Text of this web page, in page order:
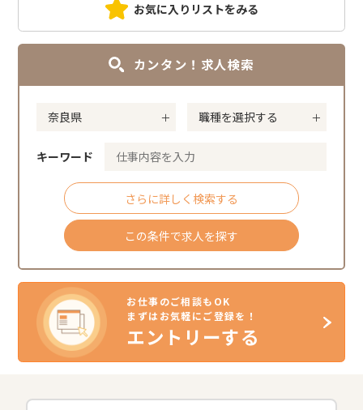
お気に入りリストをみる
カンタン！求人検索
キーワード
さらに詳しく検索する
この条件で求人を探す
お仕事のご相談もOK
まずはお気軽にご登録を！
エントリーする